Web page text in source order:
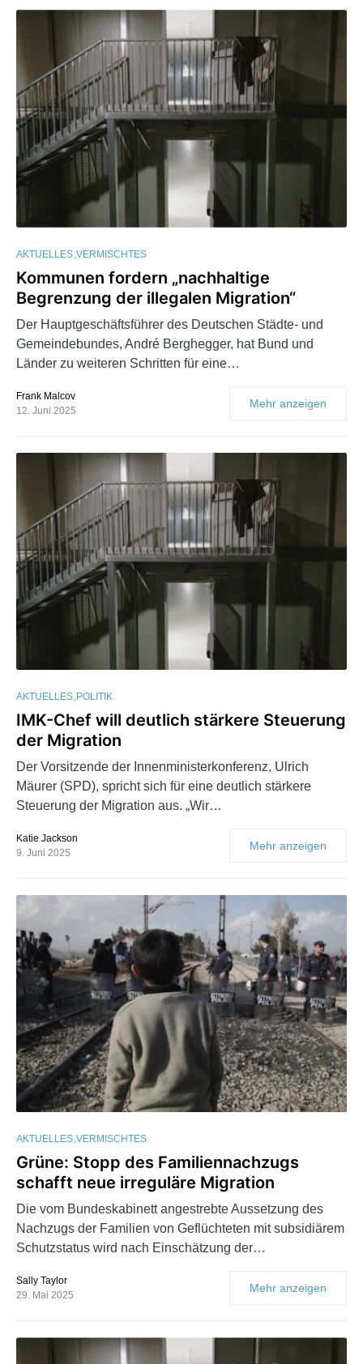
AKTUELLES VERMISCHTES
Kommunen fordern „nachhaltige
Begrenzung der illegalen Migration“
Der Hauptgeschäftsführer des Deutschen Städte- und
Gemeindebundes, André Berghegger, hat Bund und
Länder zu weiteren Schritten für eine…
Frank Malcov
12. Juni 2025
Mehr anzeigen
AKTUELLES POLITIK
IMK-Chef will deutlich stärkere Steuerung
der Migration
Der Vorsitzende der Innenministerkonferenz, Ulrich
Mäurer (SPD), spricht sich für eine deutlich stärkere
Steuerung der Migration aus. „Wir…
Katie Jackson
9. Juni 2025
Mehr anzeigen
AKTUELLES VERMISCHTES
Grüne: Stopp des Familiennachzugs
schafft neue irreguläre Migration
Die vom Bundeskabinett angestrebte Aussetzung des
Nachzugs der Familien von Geflüchteten mit subsidiärem
Schutzstatus wird nach Einschätzung der…
Sally Taylor
29. Mai 2025
Mehr anzeigen